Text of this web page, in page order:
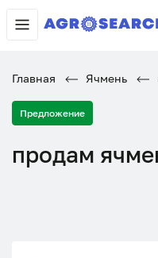
Главная Ячмень
Предложение
продам